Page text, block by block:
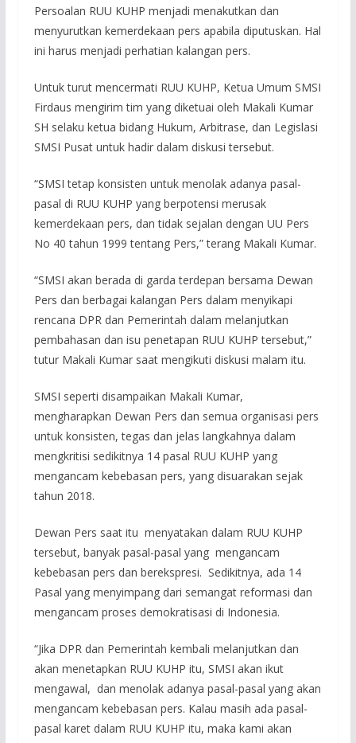
Persoalan RUU KUHP menjadi menakutkan dan
menyurutkan kemerdekaan pers apabila diputuskan. Hal
ini harus menjadi perhatian kalangan pers.
Untuk turut mencermati RUU KUHP, Ketua Umum SMSI
Firdaus mengirim tim yang diketuai oleh Makali Kumar
SH selaku ketua bidang Hukum, Arbitrase, dan Legislasi
SMSI Pusat untuk hadir dalam diskusi tersebut.
“SMSI tetap konsisten untuk menolak adanya pasal-
pasal di RUU KUHP yang berpotensi merusak
kemerdekaan pers, dan tidak sejalan dengan UU Pers
No 40 tahun 1999 tentang Pers,” terang Makali Kumar.
“SMSI akan berada di garda terdepan bersama Dewan
Pers dan berbagai kalangan Pers dalam menyikapi
rencana DPR dan Pemerintah dalam melanjutkan
pembahasan dan isu penetapan RUU KUHP tersebut,”
tutur Makali Kumar saat mengikuti diskusi malam itu.
SMSI seperti disampaikan Makali Kumar,
mengharapkan Dewan Pers dan semua organisasi pers
untuk konsisten, tegas dan jelas langkahnya dalam
mengkritisi sedikitnya 14 pasal RUU KUHP yang
mengancam kebebasan pers, yang disuarakan sejak
tahun 2018.
Dewan Pers saat itu menyatakan dalam RUU KUHP
tersebut, banyak pasal-pasal yang mengancam
kebebasan pers dan berekspresi. Sedikitnya, ada 14
Pasal yang menyimpang dari semangat reformasi dan
mengancam proses demokratisasi di Indonesia.
“Jika DPR dan Pemerintah kembali melanjutkan dan
akan menetapkan RUU KUHP itu, SMSI akan ikut
mengawal, dan menolak adanya pasal-pasal yang akan
mengancam kebebasan pers. Kalau masih ada pasal-
pasal karet dalam RUU KUHP itu, maka kami akan